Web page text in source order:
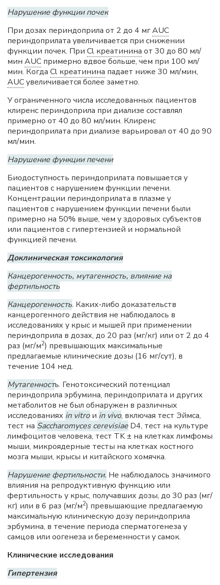
Нарушение функции почек
При дозах периндоприла от 2 до 4 мгAUC
периндоприлата увеличивается при снижении
функции почек. При Cl креатинина от 30 до 80 мл/
мин AUC примерно вдвое больше, чем при 100 мл/
мин. Когда Cl креатинина падает ниже 30 мл/мин,
AUCувеличивается более заметно.
У ограниченного числа иcследованных пациентов
клиренс периндоприла при диализе составлял
примерно от 40 до 80 мл/мин. Клиренс
периндоприлата при диализе варьировал от 40 до 90
мл/мин.
Нарушение функции печени
Биодоступность периндоприлата повышается у
пациентов с нарушением функции печени.
Концентрации периндоприлата в плазме у
пациентов с нарушением функции печени были
примерно на 50% выше, чем у здоровых субъектов
или пациентов с гипертензией и нормальной
функцией печени.
Доклиническая токсикология
Канцерогенность, мутагенность, влияние на
фертильность
Канцерогенность. Каких-либо доказательств
канцерогенного действия не наблюдалось в
исследованиях у крыс и мышей при применении
периндоприла в дозах, до 20 раз (мг/кг) или от 2 до 4
раз (мг/м2) превышающих максимальные
предлагаемые клинические дозы (16 мг/сут), в
течение 104 нед.
Мутагенность. Генотоксический потенциал
периндоприла эрбумина, периндоприлата и других
метаболитов не был обнаружен в различных
исследованиях in vitroи in vivo, включая тест Эймса,
тест на Saccharomyces cerevisiae D4, тест на культуре
лимфоцитов человека, тест TK ± на клетках лимфомы
мыши, микроядерные тесты на клетках костного
мозга мыши, крысы и китайского хомячка.
Нарушение фертильности. Не наблюдалось значимого
влияния на репродуктивную функцию или
фертильность у крыс, получавших дозы, до 30 раз (мг/
кг) или в 6 раз (мг/м2) превышающие предлагаемую
максимальную клиническую дозу периндоприла
эрбумина, в течение периода сперматогенеза у
самцов или оогенеза и беременности у самок.
Клинические исследования
Гипертензия